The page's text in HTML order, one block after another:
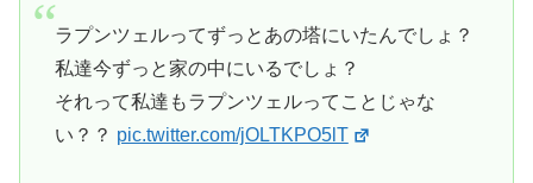
ラプンツェルってずっとあの塔にいたんでしょ？
私達今ずっと家の中にいるでしょ？
それって私達もラプンツェルってことじゃな
い？？ pic.twitter.com/jOLTKPO5lT